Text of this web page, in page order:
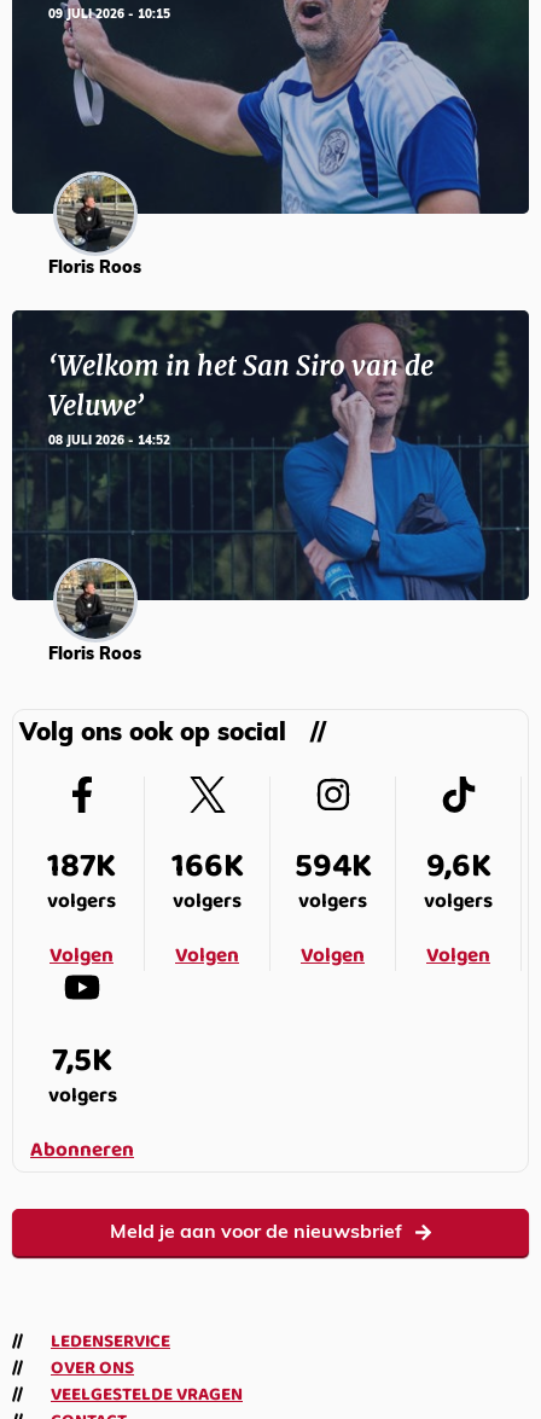
09 JULI 2026 - 10:15
Floris Roos
‘Welkom in het San Siro van de
Veluwe’
08 JULI 2026 - 14:52
Floris Roos
Volg ons ook op social
187K
volgers
Volgen
166K
volgers
Volgen
594K
volgers
Volgen
9,6K
volgers
Volgen
7,5K
volgers
Abonneren
Meld je aan voor de nieuwsbrief
LEDENSERVICE
OVER ONS
VEELGESTELDE VRAGEN